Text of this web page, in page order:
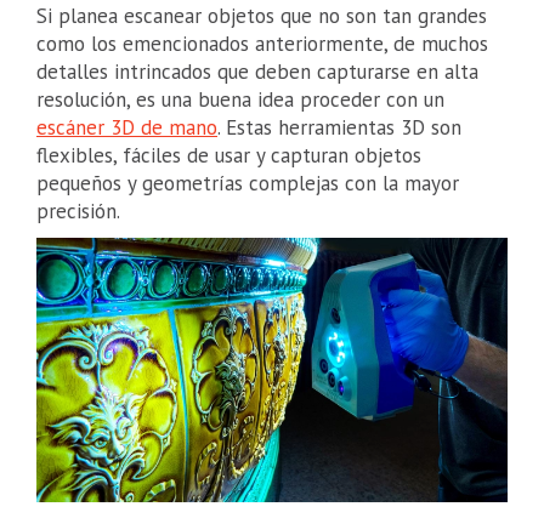
Si planea escanear objetos que no son tan grandes
como los emencionados anteriormente, de muchos
detalles intrincados que deben capturarse en alta
resolución, es una buena idea proceder con un
escáner 3D de mano. Estas herramientas 3D son
flexibles, fáciles de usar y capturan objetos
pequeños y geometrías complejas con la mayor
precisión.